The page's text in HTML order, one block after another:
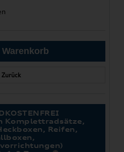
Zurück
Komplettradsätze,
Reifen,